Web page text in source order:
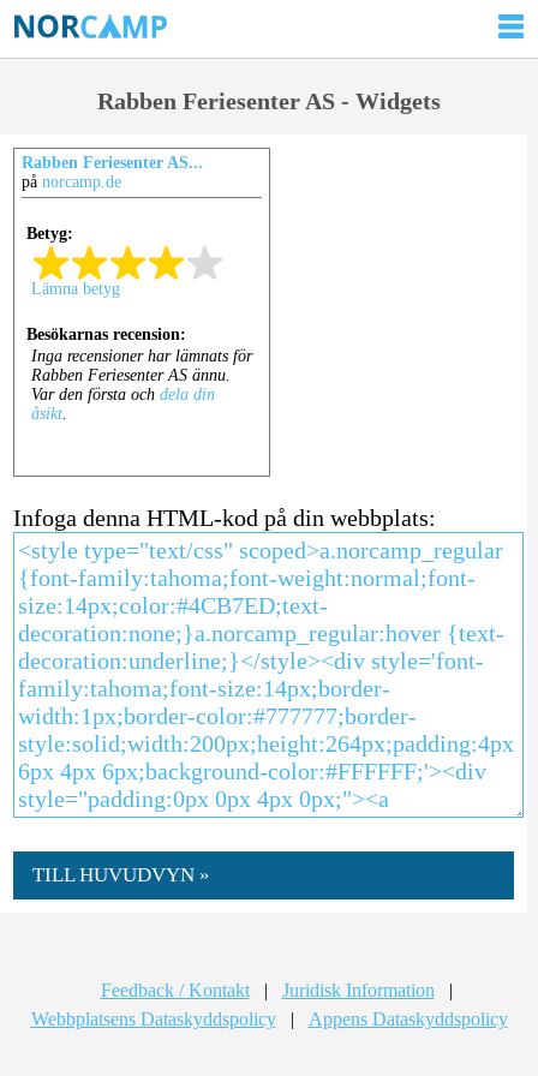
Rabben Feriesenter AS - Widgets
Rabben Feriesenter AS...
på norcamp.de
Infoga denna HTML-kod på din webbplats:
TILL HUVUDVYN »
Feedback / Kontakt | Juridisk Information
|
Webbplatsens Dataskyddspolicy
| Appens Dataskyddspolicy